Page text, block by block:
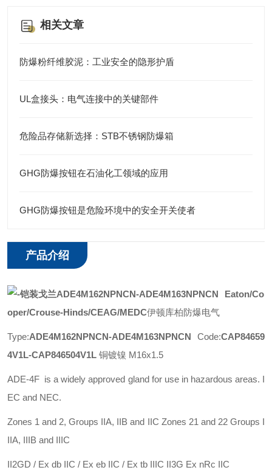
相关文章
防爆粉纤维胶泥：工业安全的隐形护盾
UL盒接头：电气连接中的关键部件
危险品存储新选择：STB不锈钢防爆箱
GHG防爆按钮在石油化工领域的应用
GHG防爆按钮是危险环境中的安全开关使者
产品介绍
Eaton/Co
oper/Crouse-Hinds/CEAG/MEDC伊顿库柏防爆电气
Type:ADE4M162NPNCN-ADE4M163NPNCN Code:CAP84659
4V1L-CAP846504V1L 铜镀镍 M16x1.5
ADE-4F is a widely approved gland for use in hazardous areas. I
EC and NEC.
Zones 1 and 2, Groups IIA, IIB and IIC Zones 21 and 22 Groups I
IIA, IIIB and IIIC
II2GD / Ex db IIC / Ex eb IIC / Ex tb IIIC II3G Ex nRc IIC